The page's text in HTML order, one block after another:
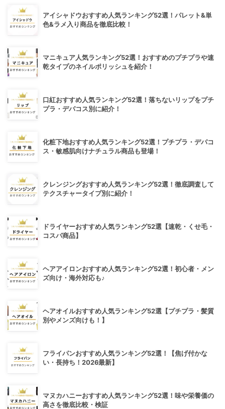
アイシャドウおすすめ人気ランキング52選！パレット&単
色&ラメ入り商品を徹底比較！
マニキュア人気ランキング52選！おすすめのプチプラや速
乾タイプのネイルポリッシュを紹介！
口紅おすすめ人気ランキング52選！落ちないリップをプチ
プラ・デパコス別に紹介！
化粧下地おすすめ人気ランキング52選！プチプラ・デパコ
ス・敏感肌向けナチュラル商品も登場！
クレンジングおすすめ人気ランキング52選！徹底調査して
テクスチャータイプ別に紹介！
ドライヤーおすすめ人気ランキング52選【速乾・くせ毛・
コスパ商品】
ヘアアイロンおすすめ人気ランキング52選！初心者・メン
ズ向け・海外対応も♪
ヘアオイルおすすめ人気ランキング52選【プチプラ・髪質
別やメンズ向けも！】
フライパンおすすめ人気ランキング52選！【焦げ付かな
い・長持ち！2026最新】
マヌカハニーおすすめ人気ランキング52選！味や栄養価の
高さを徹底比較・検証